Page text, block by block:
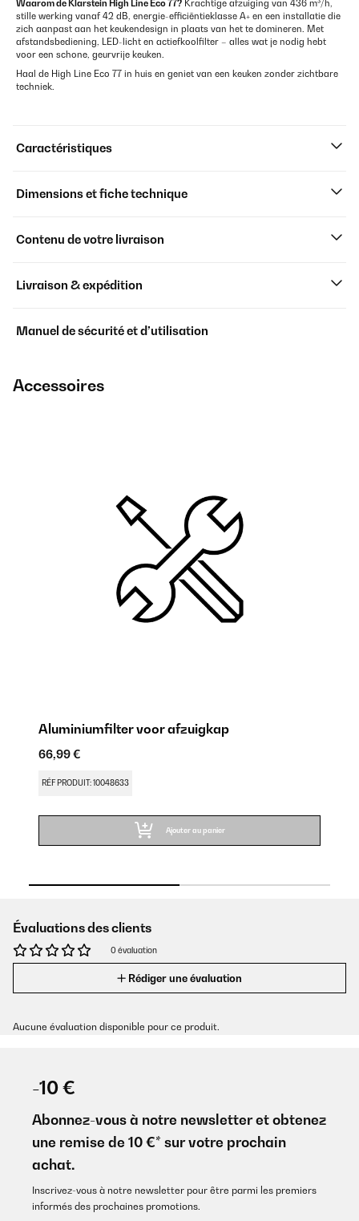
Waarom de Klarstein High Line Eco 77? Krachtige afzuiging van 436 m³/h,
stille werking vanaf 42 dB, energie-efficiëntieklasse A+ en een installatie die
zich aanpast aan het keukendesign in plaats van het te domineren. Met
afstandsbediening, LED-licht en actiefkoolfilter – alles wat je nodig hebt
voor een schone, geurvrije keuken.
Haal de High Line Eco 77 in huis en geniet van een keuken zonder zichtbare
techniek.
Caractéristiques
Dimensions et fiche technique
Contenu de votre livraison
Livraison & expédition
Manuel de sécurité et d’utilisation
Accessoires
Aluminiumfilter voor afzuigkap
66,99 €
RÉF PRODUIT: 10048633
Ajouter au panier
Évaluations des clients
0 évaluation
Rédiger une évaluation
Aucune évaluation disponible pour ce produit.
-10 €
Abonnez-vous à notre newsletter et obtenez
une remise de 10 €* sur votre prochain
achat.
Inscrivez-vous à notre newsletter pour être parmi les premiers
informés des prochaines promotions.